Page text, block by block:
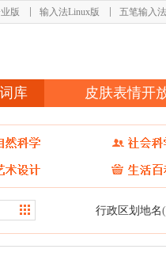
版 输入法Linux版 五笔输入法
词库 皮肤表情开
行政区划地名